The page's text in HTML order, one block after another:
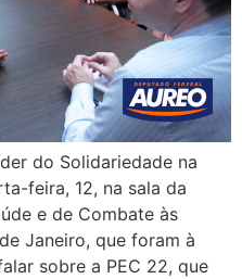
do Solidariedade na
feira, 12, na sala da
e de Combate às
Janeiro, que foram à
sobre a PEC 22, que